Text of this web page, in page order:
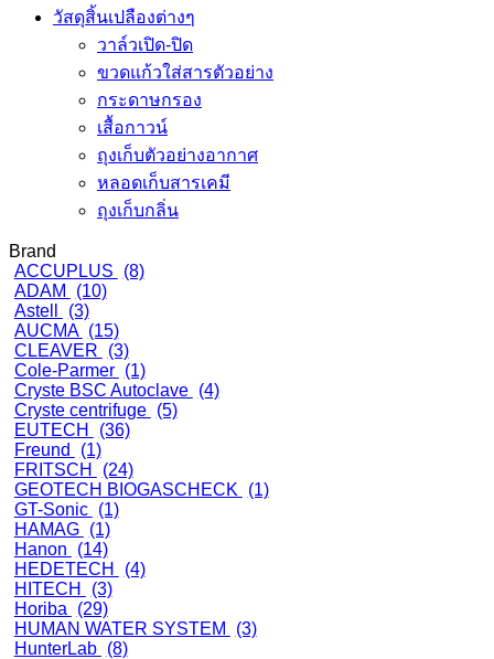
วัสดุสิ้นเปลืองต่างๆ
วาล์วเปิด-ปิด
ขวดแก้วใส่สารตัวอย่าง
กระดาษกรอง
เสื้อกาวน์
ถุงเก็บตัวอย่างอากาศ
หลอดเก็บสารเคมี
ถุงเก็บกลิ่น
Brand
ACCUPLUS
(8)
ADAM
(10)
Astell
(3)
AUCMA (15)
CLEAVER
(3)
Cole-Parmer (1)
Cryste BSC Autoclave (4)
Cryste centrifuge (5)
EUTECH
(36)
Freund
(1)
FRITSCH
(24)
GEOTECH BIOGASCHECK
(1)
GT-Sonic (1)
HAMAG (1)
Hanon
(14)
HEDETECH
(4)
HITECH
(3)
Horiba
(29)
HUMAN WATER SYSTEM
(3)
HunterLab (8)